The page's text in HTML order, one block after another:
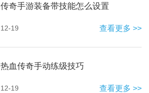
传奇手游装备带技能怎么设置
12-19 查看更多 >>
热血传奇手动练级技巧
12-19 查看更多 >>